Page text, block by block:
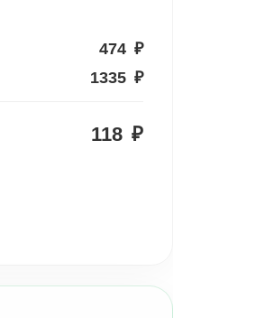
474 ₽
1335 ₽
118 ₽